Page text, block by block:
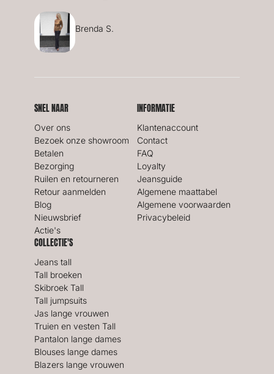
Brenda S.
SNEL NAAR
Over ons
Bezoek onze showroom
Betalen
Bezorging
Ruilen en retourneren
Retour aanmelden
Blog
Nieuwsbrief
Actie's
INFORMATIE
Klantenaccount
Contact
FAQ
Loyalty
Jeansguide
Algemene maattabel
Algemene voorwaarden
Privacybeleid
COLLECTIE'S
Jeans tall
Tall broeken
Skibroek Tall
Tall jumpsuits
Jas lange vrouwen
Truien en vesten Tall
Pantalon lange dames
Blouses lange dames
Blazers lange vrouwen